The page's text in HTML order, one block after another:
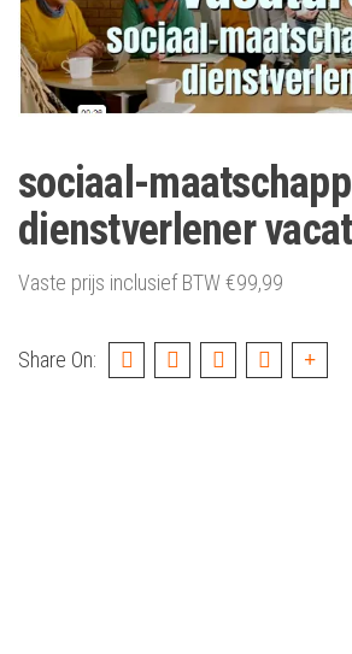
sociaal-
dienstverlener
Vaste prijs inclusief BTW€99,99
Share On: